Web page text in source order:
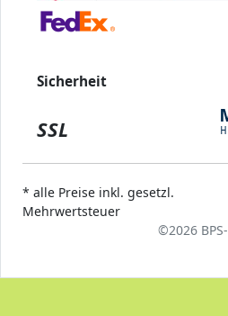
Sicherheit
SSL
* alle Preise inkl. gesetzl.
Mehrwertsteuer
©2026 BPS-